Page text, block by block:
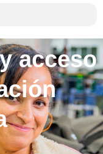
acceso